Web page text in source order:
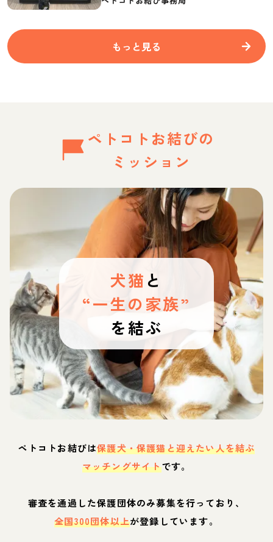
もっと見る
ペトコトお結びの
ミッション
犬猫 と
“一生の家族”
を結ぶ
ペトコトお結びは保護犬・保護猫と迎えたい人を結ぶ
マッチングサイトです。
審査を通過した保護団体のみ募集を行っており、
全国300団体以上が登録しています。